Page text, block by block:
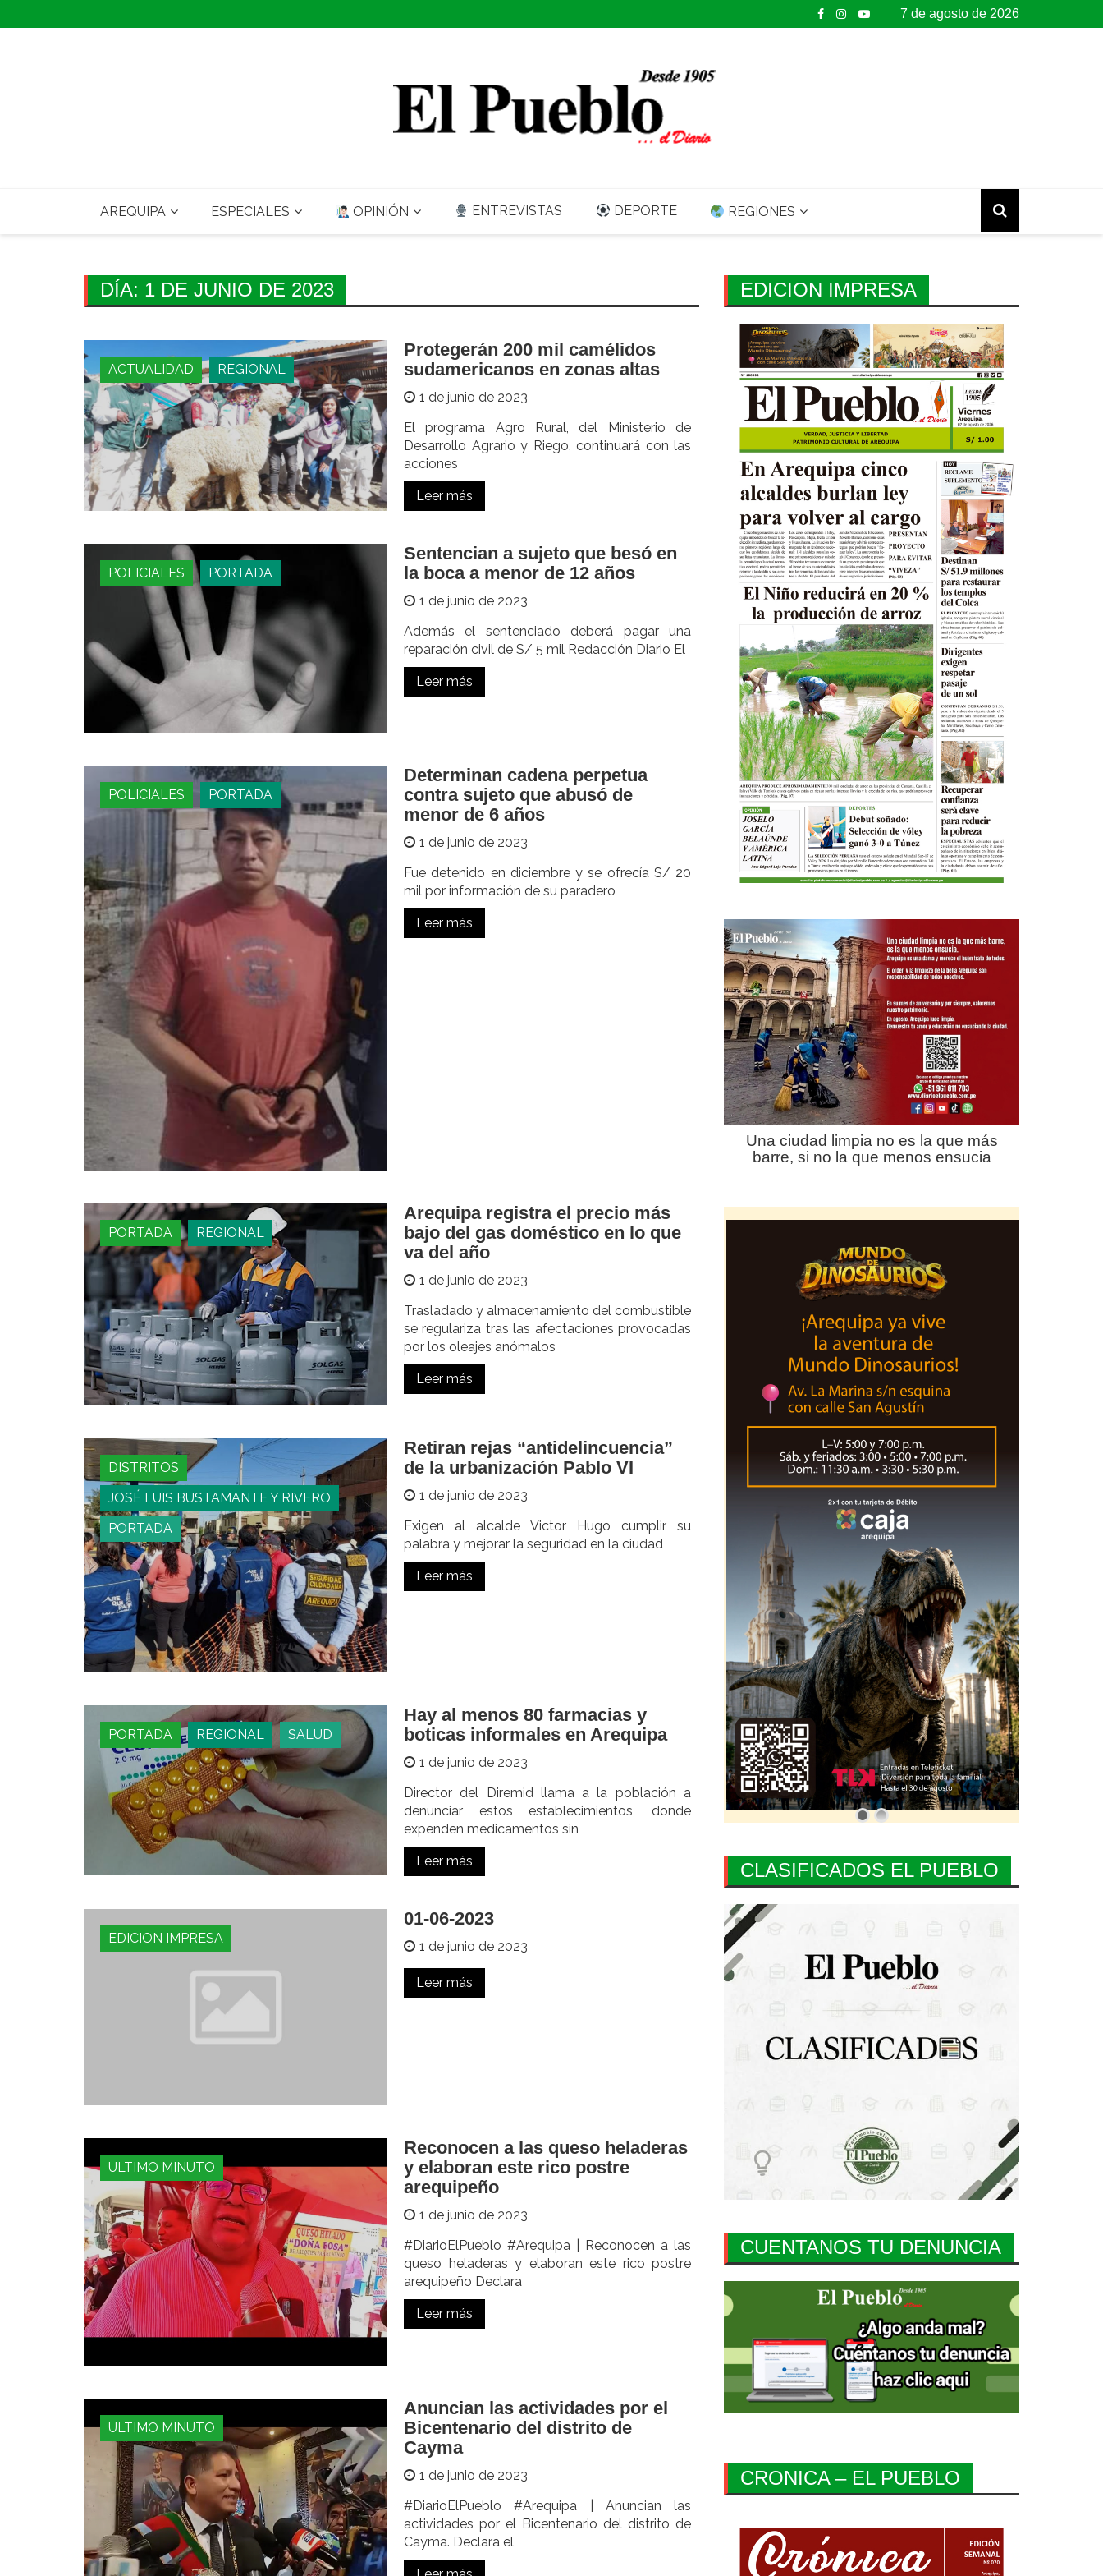
to
7 de agosto de 2026
AREQUIPA ESPECIALES OPINIÓN ENTREVISTAS DEPORTE REGIONES
DÍA: 1 DE JUNIO DE 2023
ACTUALIDAD REGIONAL
Protegerán 200 mil camélidos
sudamericanos en zonas altas
1 de junio de 2023
El programa Agro Rural, del Ministerio de
Desarrollo Agrario y Riego, continuará con las
acciones
Leer más
POLICIALES PORTADA
Sentencian a sujeto que besó en
la boca a menor de 12 años
1 de junio de 2023
Además el sentenciado deberá pagar una
reparación civil de S/ 5 mil Redacción Diario El
Leer más
POLICIALES PORTADA
Determinan cadena perpetua
contra sujeto que abusó de
menor de 6 años
1 de junio de 2023
Fue detenido en diciembre y se ofrecía S/ 20
mil por información de su paradero
Leer más
PORTADA REGIONAL
Arequipa registra el precio más
bajo del gas doméstico en lo que
va del año
1 de junio de 2023
Trasladado y almacenamiento del combustible
se regulariza tras las afectaciones provocadas
por los oleajes anómalos
Leer más
DISTRITOS
JOSÉ LUIS BUSTAMANTE Y RIVERO
PORTADA
Retiran rejas “antidelincuencia”
de la urbanización Pablo VI
1 de junio de 2023
Exigen al alcalde Victor Hugo cumplir su
palabra y mejorar la seguridad en la ciudad
Leer más
PORTADA REGIONAL SALUD
Hay al menos 80 farmacias y
boticas informales en Arequipa
1 de junio de 2023
Director del Diremid llama a la población a
denunciar estos establecimientos, donde
expenden medicamentos sin
Leer más
EDICION IMPRESA
01-06-2023
1 de junio de 2023
Leer más
ULTIMO MINUTO
Reconocen a las queso heladeras
y elaboran este rico postre
arequipeño
1 de junio de 2023
#DiarioElPueblo #Arequipa | Reconocen a las
queso heladeras y elaboran este rico postre
arequipeño Declara
Leer más
ULTIMO MINUTO
Anuncian las actividades por el
Bicentenario del distrito de
Cayma
1 de junio de 2023
#DiarioElPueblo #Arequipa | Anuncian las
actividades por el Bicentenario del distrito de
Cayma. Declara el
EDICION IMPRESA
Una ciudad limpia no es la que más
barre, si no la que menos ensucia
CLASIFICADOS EL PUEBLO
CUENTANOS TU DENUNCIA
CRONICA – EL PUEBLO